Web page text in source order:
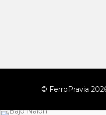
© FerroPravia